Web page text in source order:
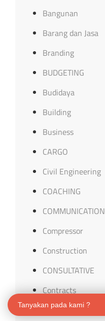
Bangunan
Barang dan Jasa
Branding
BUDGETING
Budidaya
Building
Business
CARGO
Civil Engineering
COACHING
COMMUNICATION
Compressor
Construction
CONSULTATIVE
Contracts
COUNSELING
Tanyakan pada kami ?